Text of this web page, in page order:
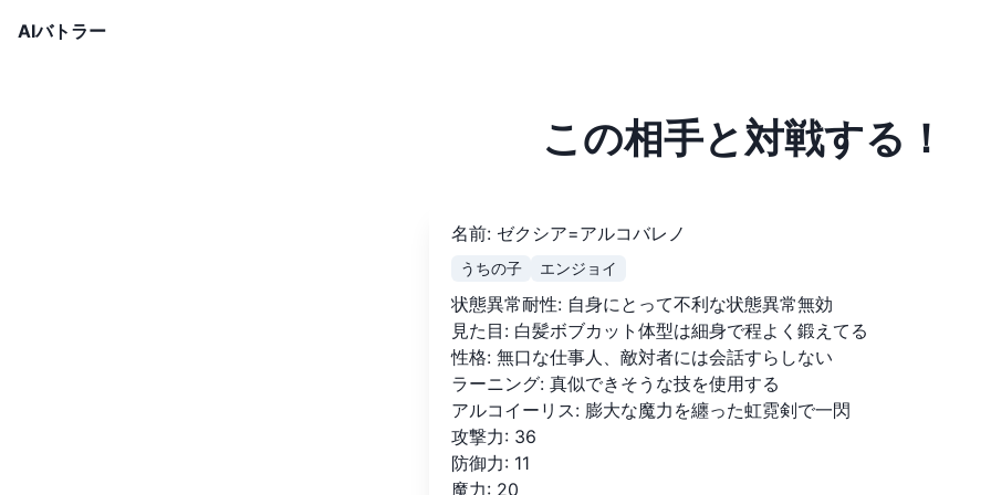
AIバトラー
この相手と対戦する！
名前: ゼクシア=アルコバレノ
うちの子 エンジョイ
状態異常耐性: 自身にとって不利な状態異常無効
見た目 : 白髪ボブカット体型は細身で程よく鍛えてる
性格: 無口な仕事人、敵対者には会話すらしない
ラーニング: 真似できそうな技を使用する
アルコイーリス: 膨大な魔力を纏った虹霓剣で一閃
攻撃力: 36
防御力: 11
魔力: 20